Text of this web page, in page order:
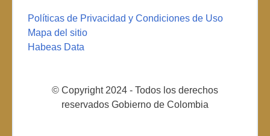
Políticas de Privacidad y Condiciones de Uso
Mapa del sitio
Habeas Data
© Copyright 2024 - Todos los derechos
reservados Gobierno de Colombia